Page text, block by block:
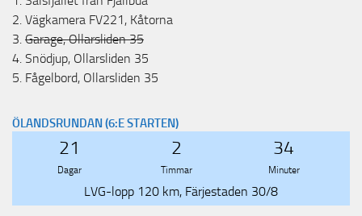
2. Vägkamera FV221, Kåtorna
3. Garage, Ollarsliden 35
4. Snödjup, Ollarsliden 35
5. Fågelbord, Ollarsliden 35
ÖLANDSRUNDAN (6:E STARTEN)
21
Dagar
2
Timmar
34
Minuter
LVG-lopp 120 km, Färjestaden 30/8